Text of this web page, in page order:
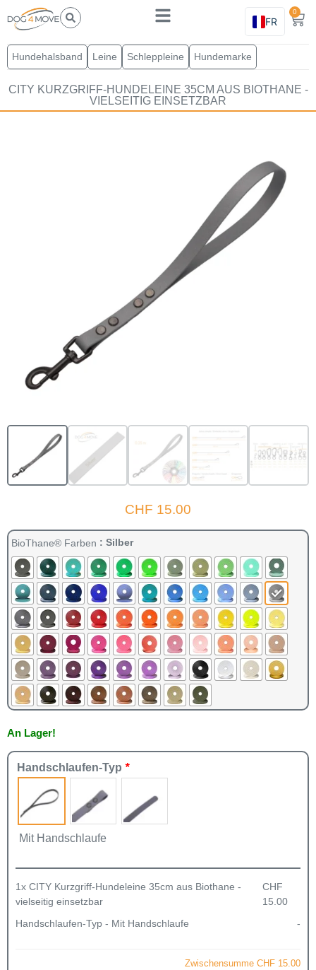
FR
0
Hundehalsband Leine Schleppleine Hundemarke
CITY KURZGRIFF-HUNDELEINE 35CM AUS BIOTHANE -
VIELSEITIG EINSETZBAR
CHF 15.00
BioThane® Farben : Silber
An Lager!
Handschlaufen-Typ *
Mit Handschlaufe
1x CITY Kurzgriff-Hundeleine 35cm aus Biothane -
vielseitig einsetzbar
CHF
15.00
Handschlaufen-Typ - Mit Handschlaufe -
Zwischensumme CHF 15.00